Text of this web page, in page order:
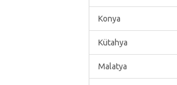
Konya
Kütahya
Malatya